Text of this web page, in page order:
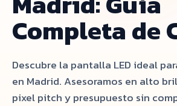
Completa de
Descubre la pantalla LED ideal
en Madrid. Asesoramos en alto
pixel pitch y presupuesto sin